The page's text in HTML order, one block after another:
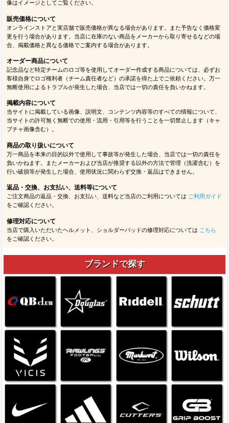
像はイメージとしてご覧ください。
販売価格について
オンラインストアと実店舗で販売価格が異なる場合があります。また予告なく価格変
更を行う場合があります。当店に在庫のない商品をメーカーから取り寄せるなどの場
合、掲載価格と異なる価格でご案内する場合があります。
オーダー商品について
記念品など特定チームのロゴ等を使用してオーダー作成する商品については、必ずお
客様自身でロゴ権利者（チーム責任者など）の承諾を得た上でご依頼ください。万一
無断使用によるトラブルが発生した場合、当店では一切の責任を負いかねます。
掲載内容について
当サイトに掲載している画像、説明文、コンテンツ内容等のすべての情報について、
当サイトの許可無く無断での使用・流用・引用等を行うことを一切禁止します（キャ
プチャ画像含む）。
商品の取り扱いについて
万一商品を本来の目的以外で使用して事故等が発生した場合、当店では一切の責任を
負いかねます。またメーカーおよび当店が推奨する以外の方法で管理（洗濯含む）を
行い破損等が発生した場合、使用状況に関わらず交換・返品はできません。
返品・交換、お支払い、送料等について
ご注文商品の返品・交換、お支払い、送料など当店のご利用については ご利用ガイド
をご確認ください。
修理対応について
当店で購入いただいたヘルメット、ショルダーパッドの修理対応については こちら
をご確認ください。
ブランドで探す